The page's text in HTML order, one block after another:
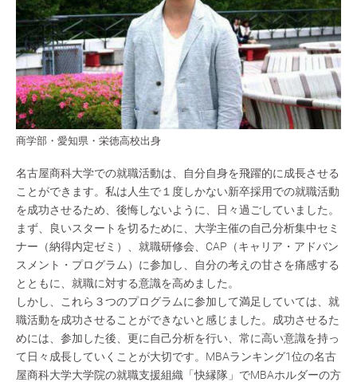
商学部・愛知県・栄徳高校出身
名古屋商科大学での就職活動は、自分自身を飛躍的に成長させる
ことができます。私は人生で１度しかない新卒採用での就職活動
を成功させるため、後悔しないように、日々過ごしていました。
まず、良いスタートを切るために、大学主催の自己分析集中セミ
ナー（納得内定ゼミ）、就職研修会、CAP（キャリア・アドバン
スメント・プログラム）に参加し、自分の考えの甘さを痛感する
とともに、就職に対する意識を高めました。
しかし、これら３つのプログラムに参加して満足していては、就
職活動を成功させることができないと感じました。成功させるた
めには、参加した後、更に自己分析を行い、常に高い意識を持っ
て日々成長していくことが大切です。MBAランキング1位の名古
屋商科大学大学院の就職支援組織「快縁隊」でMBAホルダーの方